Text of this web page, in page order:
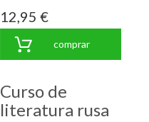
12,95 €
comprar
Curso de
literatura rusa